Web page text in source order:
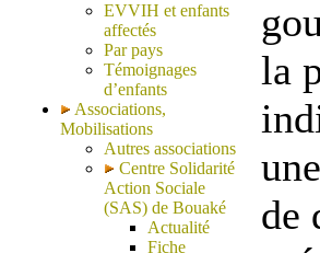
EVVIH et enfants
affectés
Par pays
Témoignages
d’enfants
Associations,
Mobilisations
Autres associations
Centre Solidarité
Action Sociale
(SAS) de Bouaké
Actualité
Fiche
la
de